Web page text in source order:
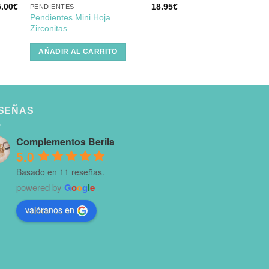
€ PENDIENTES
Pendientes Mini Hoja
Zirconitas
18.95€
AÑADIR AL CARRITO
Complementos Berila
5.0
Basado en 11 reseñas.
powered by Google
valóranos en